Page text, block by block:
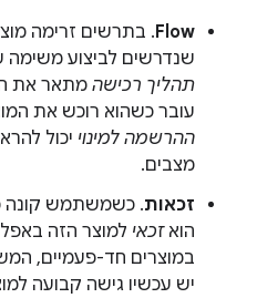
Flow. בתרשים זרימה
שנדרשים לביצוע משימה
תהליך רכישה מתאר את
עובר כשהוא רוכש את
ההרשמה למינוי יכול
מצבים.
זכאות. כשמשתמש קונה
הואזכאי למוצר הזה
במוצרים חד-פעמיים,
יש עכשיו גישה קבועה